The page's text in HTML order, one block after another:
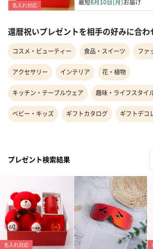
名入れ対応 最短8月10日(月)お届け
還暦祝いプレゼントを相手の好みに合わ
コスメ・ビューティー 食品・スイーツ ファ
アクセサリー インテリア 花・植物
キッチン・テーブルウェア 趣味・ライフスタイ
ベビー・キッズ ギフトカタログ ギフトデコ
プレゼント検索結果